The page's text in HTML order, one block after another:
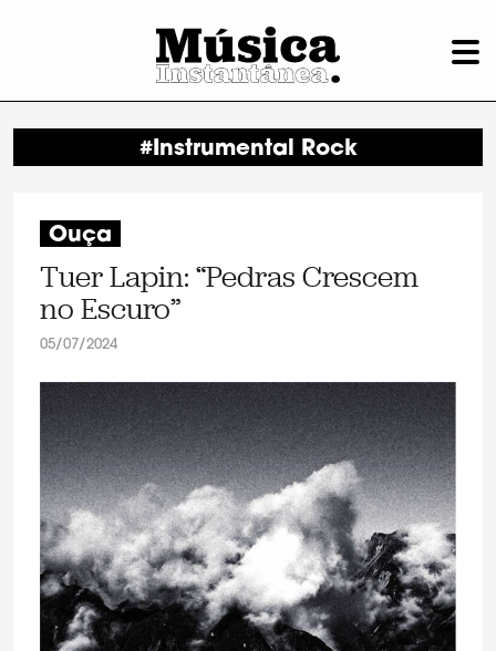
#Instrumental Rock
Ouça
Tuer Lapin: “Pedras Crescem
no Escuro”
05/07/2024